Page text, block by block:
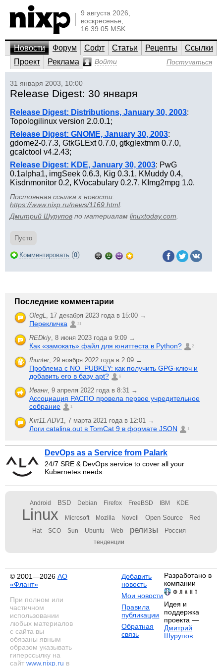
9 августа 2026,
воскресенье,
16:39:05 MSK
Новости Форум Софт Статьи Рецепты
Ссылки
Проект
Реклама Войти Постучаться
31 января 2003, 10:00
Release Digest: 30 января
Release Digest: Distributions, January 30, 2003:
Topologilinux version 2.0.0.1;
Release Digest: GNOME, January 30, 2003:
gdome2-0.7.3, GtkGLExt 0.7.0, gtkglextmm 0.7.0,
gcalctool v4.2.43;
Release Digest: KDE, January 30, 2003: PwG
0.1alpha1, imgSeek 0.6.3, Kig 0.3.1, KMuddy 0.4,
Kisdnmonitor 0.2, KVocabulary 0.2.7, KImg2mpg 1.0.
Постоянная ссылка к новости:
https://www.nixp.ru/news/1169.html.
Дмитрий Шурупов по материалам linuxtoday.com
Пусто
Комментировать (0)
Последние комментарии
OlegL, 17 декабря 2023 года в 15:00 →
Перекличка 21
REDkiy, 8 июня 2023 года в 9:09 →
Как «замокать» файл для юниттеста в Python? 2
fhunter, 29 ноября 2022 года в 2:09 →
Проблема с NO_PUBKEY: как получить GPG-ключ и
добавить его в базу apt?
6
Иванн, 9 апреля 2022 года в 8:31 →
Ассоциация РАСПО провела первое учредительное
собрание
1
Kiri11.ADV1, 7 марта 2021 года в 12:01 →
Логи catalina.out в TomCat 9 в формате JSON 1
DevOps as a Service from Palark
24/7 SRE & DevOps service to cover all your
Kubernetes needs.
Android BSD Debian Firefox FreeBSD IBM KDE
Linux Microsoft Mozilla Novell Open Source Red
Hat SCO Sun Ubuntu Web релизы Россия
тенденции
© 2001—2026 АО
«Флант»
При полном или
частичном
использовании
любых материалов
с сайта вы
обязаны явным
образом указывать
гиперссылку на
сайт www.nixp.ru в
Добавить
новость
Мои новости
Правила
публикации
Обратная
связь
Разработано в
компании
Идея и
поддержка
проекта —
Дмитрий
Шурупов